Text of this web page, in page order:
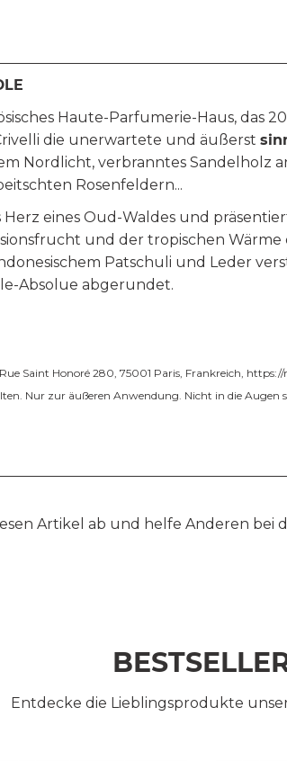
Haute-Parfumerie-Haus, das
die unerwartete und äußerst
Nordlicht, verbranntes Sandelholz
Rosenfeldern...
eines Oud-Waldes und
und der tropischen Wärme
Patschuli und Leder
Absolue abgerundet.
Saint Honoré 280, 75001 Paris, Frankreich, https://
Nur zur äußeren Anwendung. Nicht in die Augen
Artikel ab und helfe Anderen bei
Entdecke die Lieblingsprodukte